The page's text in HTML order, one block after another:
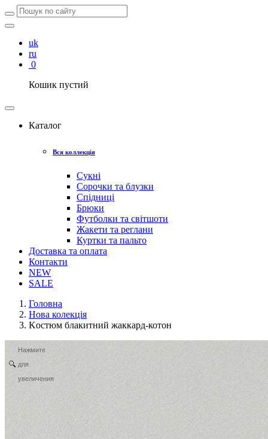
uk
ru
0
Кошик пустий
Каталог
Вся коллекція
Сукні
Сорочки та блузки
Спідниці
Брюки
Футболки та світшоти
Жакети та реглани
Куртки та пальто
Доставка та оплата
Контакти
NEW
SALE
Головна
Нова колекція
Kостюм блакитний жаккард-котон
Нажмите
для
увеличения